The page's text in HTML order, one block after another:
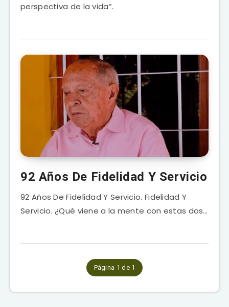
perspectiva de la vida”.
92 Años De Fidelidad Y Servicio
92 Años De Fidelidad Y Servicio. Fidelidad Y
Servicio. ¿Qué viene a la mente con estas dos…
Página 1 de 1